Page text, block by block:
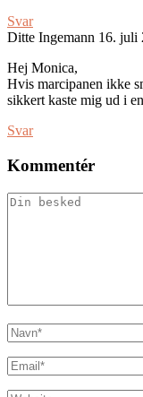
Svar
Ditte Ingemann 16. juli
Hej Monica,
Hvis marcipanen ikke
sikkert kaste mig ud i
Svar
Kommentér